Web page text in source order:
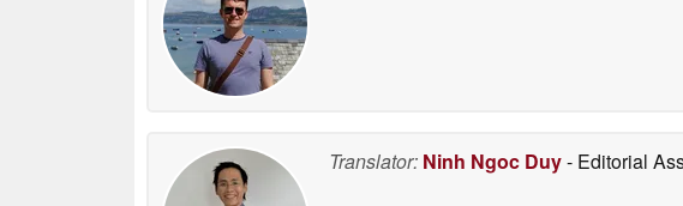
Translator: Ninh Ngoc Duy- Editorial